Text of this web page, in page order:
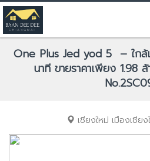
One Plus Jed yod 5 – ใกล้
นาที ขายราคาเพียง 1.98
เชียงใหม่ เมืองเชียง